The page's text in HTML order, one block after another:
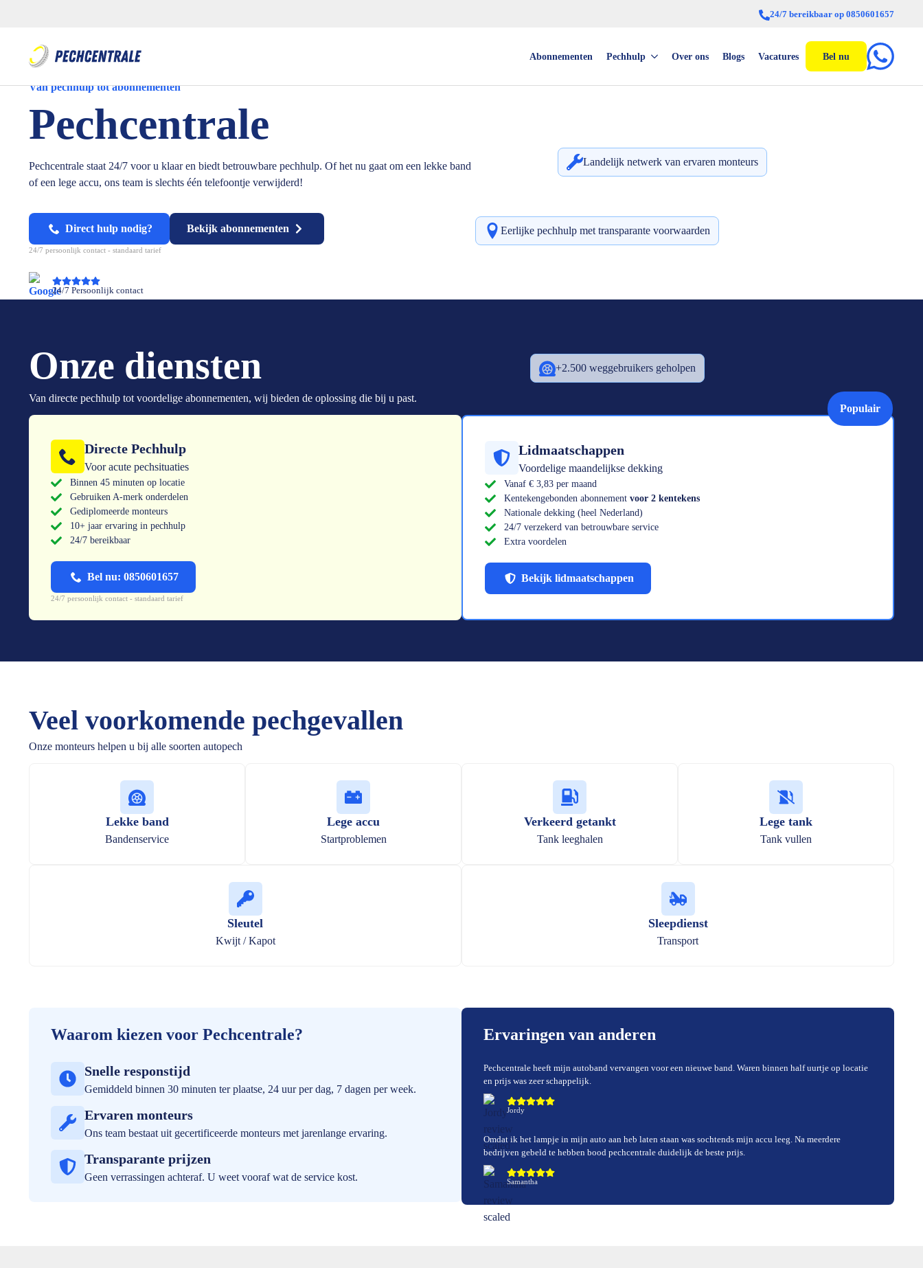
24/7 bereikbaar op 0850601657
Abonnementen Pechhulp Over ons Blogs Vacatures Bel nu
Van pechhulp tot abonnementen
Pechcentrale
Pechcentrale staat 24/7 voor u klaar en biedt betrouwbare pechhulp. Of het nu gaat om een lekke band
of een lege accu, ons team is slechts één telefoontje verwijderd!
Direct hulp nodig?
24/7 persoonlijk contact - standaard tarief
Bekijk abonnementen
24/7 Persoonlijk contact
Eerlijke pechhulp met transparante voorwaarden
+2.500 weggebruikers geholpen
Landelijk netwerk van ervaren monteurs
Onze diensten
Van directe pechhulp tot voordelige abonnementen, wij bieden de oplossing die bij u past.
Directe Pechhulp
Voor acute pechsituaties
Binnen 45 minuten op locatie
Gebruiken A-merk onderdelen
Gediplomeerde monteurs
10+ jaar ervaring in pechhulp
24/7 bereikbaar
Bel nu: 0850601657
24/7 persoonlijk contact - standaard tarief
Lidmaatschappen
Voordelige maandelijkse dekking
Vanaf € 3,83 per maand
Kentekengebonden abonnement voor 2 kentekens
Nationale dekking (heel Nederland)
24/7 verzekerd van betrouwbare service
Extra voordelen
Bekijk lidmaatschappen
Populair
Veel voorkomende pechgevallen
Onze monteurs helpen u bij alle soorten autopech
Lekke band
Bandenservice
Lege accu
Startproblemen
Verkeerd getankt
Tank leeghalen
Lege tank
Tank vullen
Sleutel
Kwijt / Kapot
Sleepdienst
Transport
Waarom kiezen voor Pechcentrale?
Snelle responstijd
Gemiddeld binnen 30 minuten ter plaatse, 24 uur per dag, 7 dagen per week.
Ervaren monteurs
Ons team bestaat uit gecertificeerde monteurs met jarenlange ervaring.
Transparante prijzen
Geen verrassingen achteraf. U weet vooraf wat de service kost.
Ervaringen van anderen
Pechcentrale heeft mijn autoband vervangen voor een nieuwe band. Waren binnen half uurtje op locatie
en prijs was zeer schappelijk.
Jordy
Omdat ik het lampje in mijn auto aan heb laten staan was sochtends mijn accu leeg. Na meerdere
bedrijven gebeld te hebben bood pechcentrale duidelijk de beste prijs.
Samantha